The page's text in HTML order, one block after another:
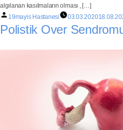
algılanan kasılmaların olması , […]
19mayis Hastanesi
03.03.2020
Polistik Over